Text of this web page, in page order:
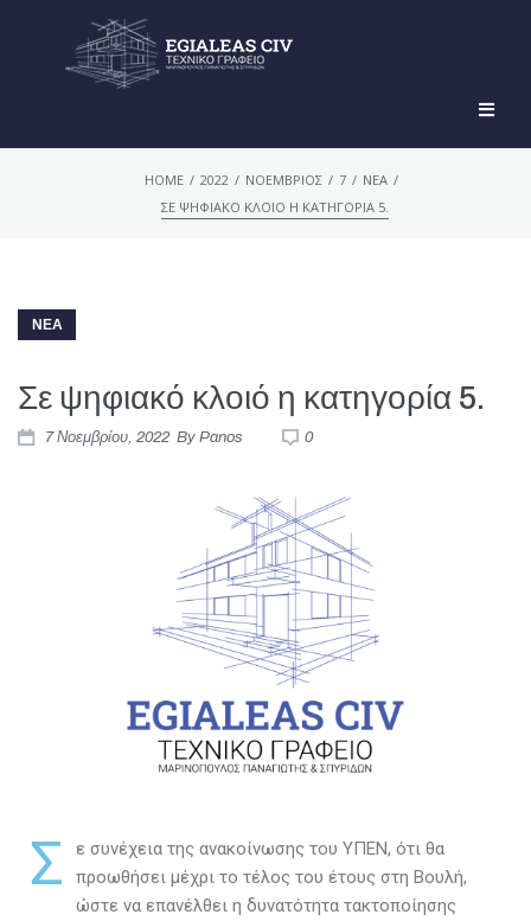
HOME / 2022 / ΝΟΈΜΒΡΙΟΣ / 7 / ΝΕΑ /
ΣΕ ΨΗΦΙΑΚΌ ΚΛΟΙΌ Η ΚΑΤΗΓΟΡΊΑ 5.
ΝΕΑ
Σε ψηφιακό κλοιό η κατηγορία 5.
7 Νοεμβρίου, 2022 By Panos 0
Σ
ε συνέχεια της ανακοίνωσης του ΥΠΕΝ, ότι θα
προωθήσει μέχρι το τέλος του έτους στη Βουλή,
ώστε να επανέλθει η δυνατότητα τακτοποίησης